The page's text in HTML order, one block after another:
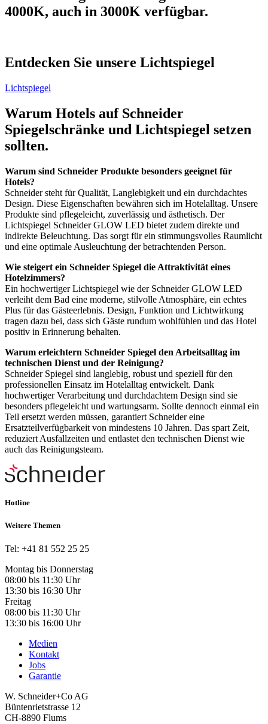
4000K, auch in 3000K verfügbar.
Entdecken Sie unsere Lichtspiegel
Lichtspiegel
Warum Hotels auf Schneider
Spiegelschränke und Lichtspiegel setzen
sollten.
Warum sind Schneider Produkte besonders geeignet für
Hotels?
Schneider steht für Qualität, Langlebigkeit und ein durchdachtes
Design. Diese Eigenschaften bewähren sich im Hotelalltag. Unsere
Produkte sind pflegeleicht, zuverlässig und ästhetisch. Der
Lichtspiegel Schneider GLOW LED bietet zudem direkte und
indirekte Beleuchtung. Das sorgt für ein stimmungsvolles Raumlicht
und eine optimale Ausleuchtung der betrachtenden Person.
Wie steigert ein Schneider Spiegel die Attraktivität eines
Hotelzimmers?
Ein hochwertiger Lichtspiegel wie der Schneider GLOW LED
verleiht dem Bad eine moderne, stilvolle Atmosphäre, ein echtes
Plus für das Gästeerlebnis. Design, Funktion und Lichtwirkung
tragen dazu bei, dass sich Gäste rundum wohlfühlen und das Hotel
positiv in Erinnerung behalten.
Warum erleichtern Schneider Spiegel den Arbeitsalltag im
technischen Dienst und der Reinigung?
Schneider Spiegel sind langlebig, robust und speziell für den
professionellen Einsatz im Hotelalltag entwickelt. Dank
hochwertiger Verarbeitung und durchdachtem Design sind sie
besonders pflegeleicht und wartungsarm. Sollte dennoch einmal ein
Teil ersetzt werden müssen, garantiert Schneider eine
Ersatzteilverfügbarkeit von mindestens 10 Jahren. Das spart Zeit,
reduziert Ausfallzeiten und entlastet den technischen Dienst wie
auch das Reinigungsteam.
Hotline
Weitere Themen
Tel: +41 81 552 25 25
Montag bis Donnerstag
08:00 bis 11:30 Uhr
13:30 bis 16:30 Uhr
Freitag
08:00 bis 11:30 Uhr
13:30 bis 16:00 Uhr
Medien
Kontakt
Jobs
Garantie
W. Schneider+Co AG
Büntenrietstrasse 12
CH-8890 Flums